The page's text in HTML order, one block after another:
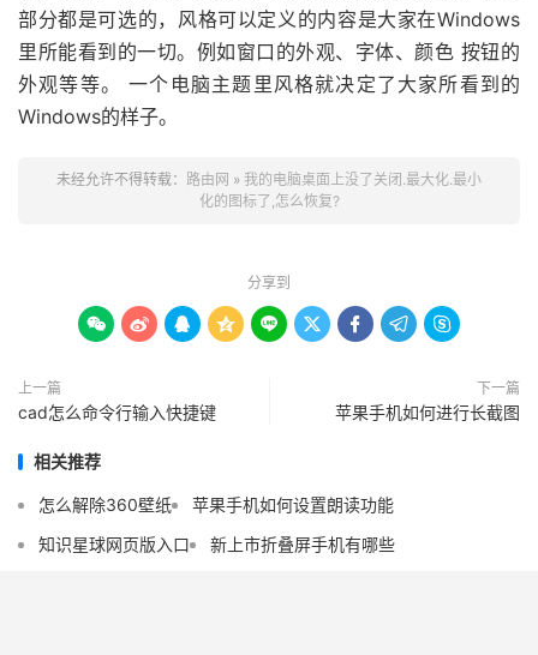
部分都是可选的，风格可以定义的内容是大家在Windows
里所能看到的一切。例如窗口的外观、字体、颜色 按钮的
外观等等。 一个电脑主题里风格就决定了大家所看到的
Windows的样子。
未经允许不得转载： 路由网 » 我的电脑桌面上没了关闭.最大化.最小
化的图标了,怎么恢复?
分享到
        
上一篇
cad怎么命令行输入快捷键
下一篇
苹果手机如何进行长截图
相关推荐
怎么解除360壁纸
苹果手机如何设置朗读功能
知识星球网页版入口
新上市折叠屏手机有哪些